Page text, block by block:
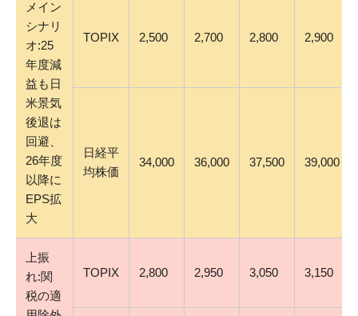
メイン
シナリ
オ:25
年度減
益も日
米景気
後退は
回避、
26年度
以降に
EPS拡
大
TOPIX 2,500 2,700 2,800 2,900
日経平
均株価
34,000 36,000 37,500 39,000
上振
れ:関
税の適
TOPIX 2,800 2,950 3,050 3,150